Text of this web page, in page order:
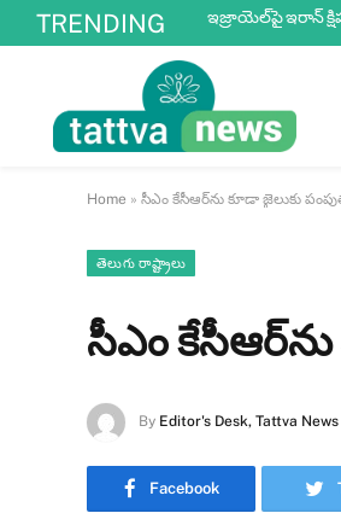
TRENDING
ఇజ్రాయెల్‌పై ఇరాన్
Home » సీఎం కేసీఆర్‌ను కూడా జైలుకు
తెలుగు రాష్ట్రాలు
సీఎం
By Editor's Desk, Tattva News
Facebook